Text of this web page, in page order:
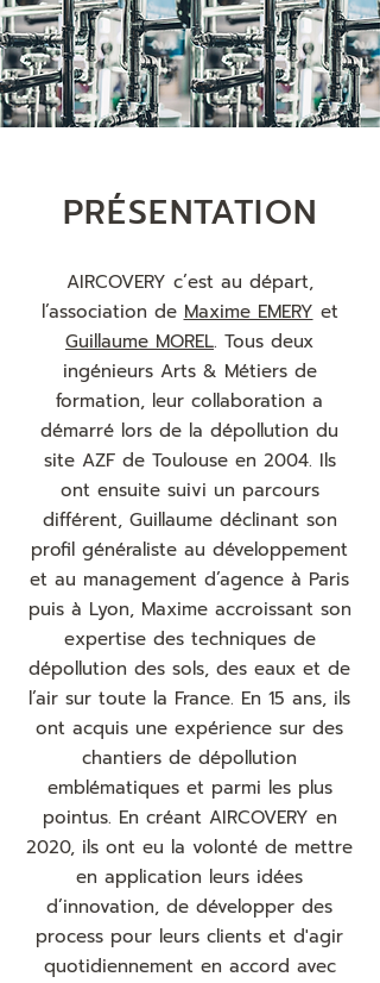
PRÉSENTATION
AIRCOVERY c’est au départ,
l’association de Maxime EMERY et
Guillaume MOREL. Tous deux
ingénieurs Arts & Métiers de
formation, leur collaboration a
démarré lors de la dépollution du
site AZF de Toulouse en 2004. Ils
ont ensuite suivi un parcours
différent, Guillaume déclinant son
profil généraliste au développement
et au management d’agence à Paris
puis à Lyon, Maxime accroissant son
expertise des techniques de
dépollution des sols, des eaux et de
l’air sur toute la France. En 15 ans, ils
ont acquis une expérience sur des
chantiers de dépollution
emblématiques et parmi les plus
pointus. En créant AIRCOVERY en
2020, ils ont eu la volonté de mettre
en application leurs idées
d’innovation, de développer des
process pour leurs clients et d'agir
quotidiennement en accord avec